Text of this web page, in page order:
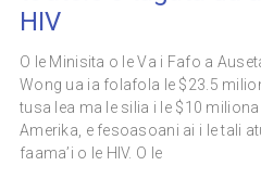
HIV
O le Minisita o le Va i Fafo a
Wong ua ia folafola le $23.5
tusa lea ma le silia i le $10 miliona
Amerika, e fesoasoani ai i le tali
faama’i o le HIV. O le